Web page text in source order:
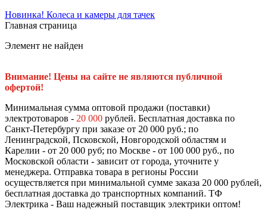
Новинка! Колеса и камеры для тачек
Главная страница
Элемент не найден
Внимание! Цены на сайте не являются публичной
офертой!
Минимальная сумма оптовой продажи (поставки)
электротоваров - 20 000 рублей. Бесплатная доставка по
Санкт-Петербургу при заказе от 20 000 руб.; по
Ленинградской, Псковской, Новгородской областям и
Карелии - от 20 000 руб; по Москве - от 100 000 руб., по
Московской области - зависит от города, уточните у
менеджера. Отправка товара в регионы России
осуществляется при минимальной сумме заказа 20 000 рублей,
бесплатная доставка до транспортных компаний. ТФ
Электрика - Ваш надежный поставщик электрики оптом!